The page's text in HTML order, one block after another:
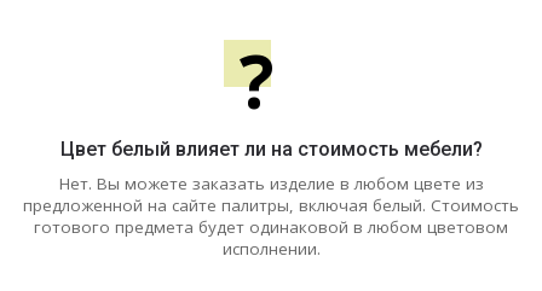
?
Цвет белый влияет ли на стоимость мебели?
Нет. Вы можете заказать изделие в любом цвете из
предложенной на сайте палитры, включая белый. Стоимость
готового предмета будет одинаковой в любом цветовом
исполнении.